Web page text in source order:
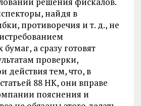
найдя в
противоречия и т. д., не
а сразу готовят
проверки,
действия тем, что, в
88 НК, они вправе
пояснения и